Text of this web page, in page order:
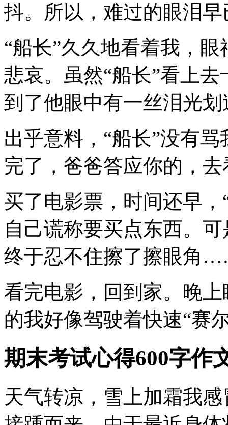
抖。所以，难过的眼泪
“船长”久久地看着我，
悲哀。虽然“船长”看上
到了他眼中有一丝泪光
出乎意料，“船长”没有
完了，爸爸答应你的，
买了电影票，时间还早
自己谎称要买点东西。
终于忍不住擦了擦眼角
看完电影，回到家。晚
的我好像驾驶着快速“赛
期末考试心得600字作
天气转凉，雪上加霜我